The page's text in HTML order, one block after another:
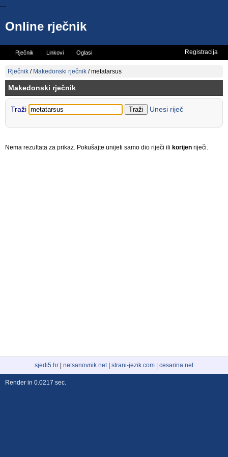
...
Online rječnik
Rječnik Linkovi Oglasi
Vicevi
Registracija
Rječnik / Makedonski rječnik /metatarsus
Makedonski rječnik
Traži Unesi riječ
Nema rezultata za prikaz. Pokušajte unijeti samo dio riječi ili korijen riječi.
sjedi5.hr netsanovnik.net| strani-jezik.com cesarina.net
Render in 0.0217 sec.